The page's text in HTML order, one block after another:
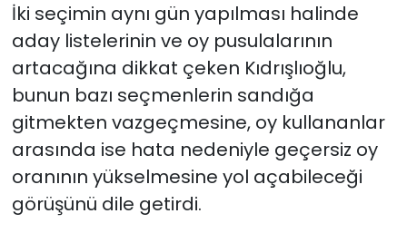
İki seçimin aynı gün yapılması halinde
aday listelerinin ve oy pusulalarının
artacağına dikkat çeken Kıdrışlıoğlu,
bunun bazı seçmenlerin sandığa
gitmekten vazgeçmesine, oy kullananlar
arasında ise hata nedeniyle geçersiz oy
oranının yükselmesine yol açabileceği
görüşünü dile getirdi.